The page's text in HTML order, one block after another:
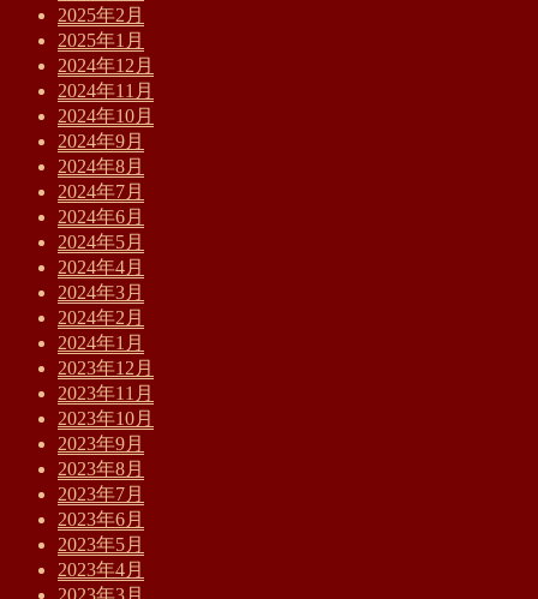
2025年2月
2025年1月
2024年12月
2024年11月
2024年10月
2024年9月
2024年8月
2024年7月
2024年6月
2024年5月
2024年4月
2024年3月
2024年2月
2024年1月
2023年12月
2023年11月
2023年10月
2023年9月
2023年8月
2023年7月
2023年6月
2023年5月
2023年4月
2023年3月